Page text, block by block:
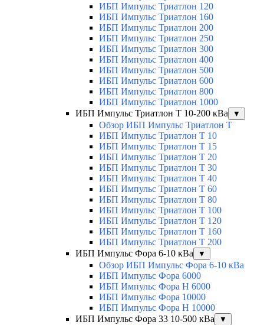
ИБП Импульс Триатлон 120
ИБП Импульс Триатлон 160
ИБП Импульс Триатлон 200
ИБП Импульс Триатлон 250
ИБП Импульс Триатлон 300
ИБП Импульс Триатлон 400
ИБП Импульс Триатлон 500
ИБП Импульс Триатлон 600
ИБП Импульс Триатлон 800
ИБП Импульс Триатлон 1000
ИБП Импульс Триатлон Т 10-200 кВа
▼
Обзор ИБП Импульс Триатлон Т
ИБП Импульс Триатлон Т 10
ИБП Импульс Триатлон Т 15
ИБП Импульс Триатлон Т 20
ИБП Импульс Триатлон Т 30
ИБП Импульс Триатлон Т 40
ИБП Импульс Триатлон Т 60
ИБП Импульс Триатлон Т 80
ИБП Импульс Триатлон Т 100
ИБП Импульс Триатлон Т 120
ИБП Импульс Триатлон Т 160
ИБП Импульс Триатлон Т 200
ИБП Импульс Фора 6-10 кВа
▼
Обзор ИБП Импульс Фора 6-10 кВа
ИБП Импульс Фора 6000
ИБП Импульс Фора H 6000
ИБП Импульс Фора 10000
ИБП Импульс Фора H 10000
ИБП Импульс Фора 33 10-500 кВа
▼